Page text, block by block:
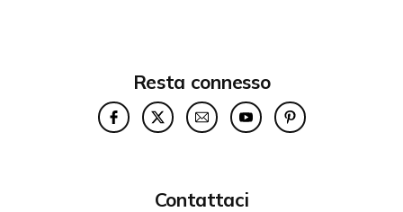
Resta connesso
Contattaci